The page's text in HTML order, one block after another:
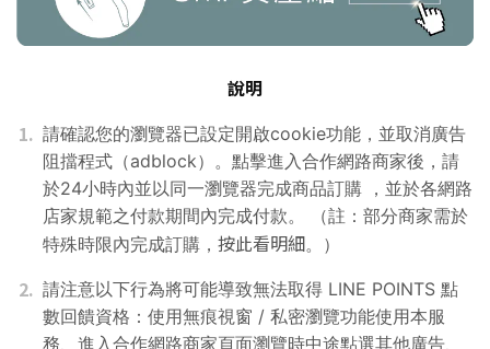
說明
1. 請確認您的瀏覽器已設定開啟cookie功能，並取消廣告
阻擋程式（adblock）。點擊進入合作網路商家後，請
於24小時內並以同一瀏覽器完成商品訂購 ，並於各網路
店家規範之付款期間內完成付款。 （註：部分商家需於
特殊時限內完成訂購， 按此看明細。）
2. 請注意以下行為將可能導致無法取得 LINE POINTS 點
數回饋資格：使用無痕視窗 / 私密瀏覽功能使用本服
務、進入合作網路商家頁面瀏覽時中途點選其他廣告、